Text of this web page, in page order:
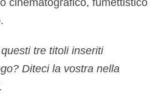
cinematografico, fumettistico
tre titoli inseriti
Diteci la vostra nella